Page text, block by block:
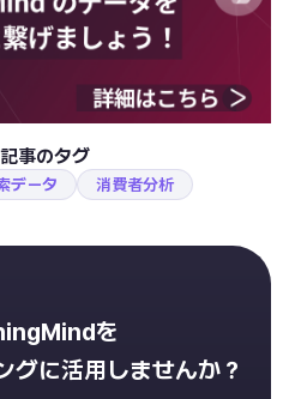
事のタグ
データ 消費者分析
を
グに活用しませんか？